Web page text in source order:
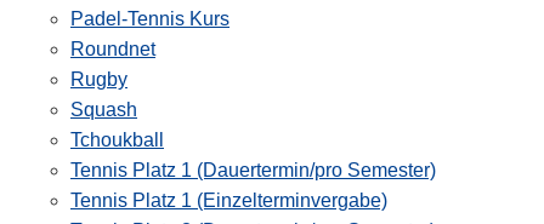
Padel-Tennis Kurs
Roundnet
Rugby
Squash
Tchoukball
Tennis Platz 1 (Dauertermin/pro Semester)
Tennis Platz 1 (Einzelterminvergabe)